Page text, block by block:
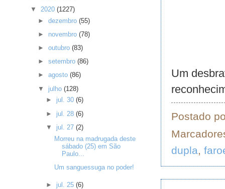
Um
Postado
dupla,
▼ 2020 (1227)
►dezembro(55)
► novembro(78)
►outubro(83)
►setembro(86)
►agosto(86)
▼ julho(128)
► jul. 30 (6)
► jul. 28 (6)
▼ jul. 27 (2)
Morreu na madrugada deste
sábado (25) em São
Paulo...
Um sanguessuga no poder!
► jul. 25 (6)